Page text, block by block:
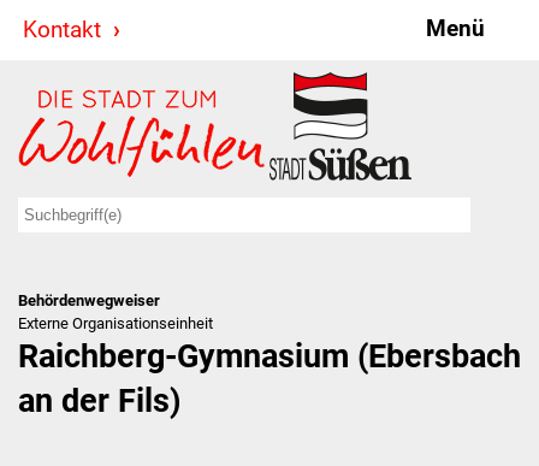
Kontakt Menü
Stadt & Politik
Bürgermeister
Ratsinformationssystem
Behördenwegweiser
Externe Organisationseinheit
Raichberg-Gymnasium (Ebersbach
an der Fils)